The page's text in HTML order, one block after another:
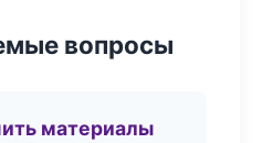
вопросы
материалы